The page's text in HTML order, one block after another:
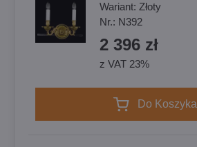
Wariant: Złoty
Nr.: N392
2 396 zł
z VAT 23%
Do Koszyka